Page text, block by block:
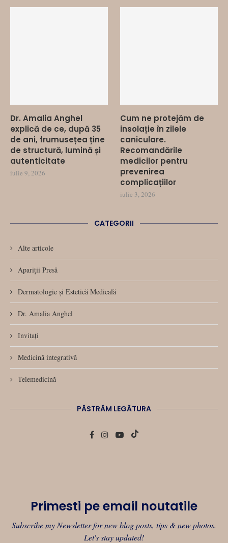
Dr. Amalia Anghel
explică de ce, după 35
de ani, frumusețea ține
de structură, lumină și
autenticitate
iulie 9, 2026
Cum ne protejăm de
insolație în zilele
caniculare.
Recomandările
medicilor pentru
prevenirea
complicațiilor
iulie 3, 2026
CATEGORII
Alte articole
Apariții Presă
Dermatologie și Estetică Medicală
Dr. Amalia Anghel
Invitați
Medicină integrativă
Telemedicină
PĂSTRĂM LEGĂTURA
Primesti pe email noutatile
Subscribe my Newsletter for new blog posts, tips & new photos.
Let's stay updated!